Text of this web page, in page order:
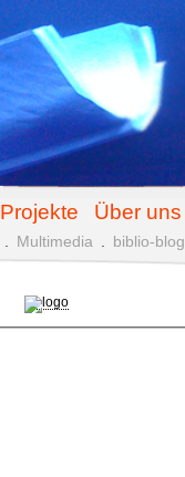
Projekte Über uns
Multimedia biblio-blog